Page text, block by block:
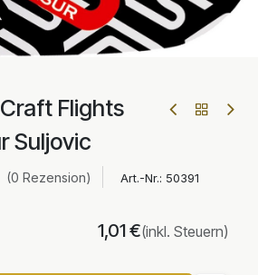
Flights
Suljovic
(0 Rezension) Art.-Nr.: 50391
1,01€(inkl. Steuern)